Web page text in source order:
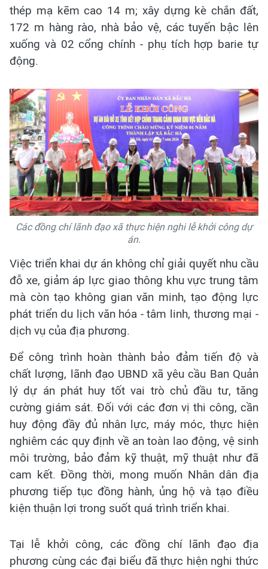
thép mạ kẽm cao 14 m; xây dựng kè chắn đất,
172 m hàng rào, nhà bảo vệ, các tuyến bậc lên
xuống và 02 cổng chính - phụ tích hợp barie tự
động.
Các đồng chí lãnh đạo xã thực hiện nghi lễ khởi công dự
án.
Việc triển khai dự án không chỉ giải quyết nhu cầu
đỗ xe, giảm áp lực giao thông khu vực trung tâm
mà còn tạo không gian văn minh, tạo động lực
phát triển du lịch văn hóa - tâm linh, thương mại -
dịch vụ của địa phương.
Để công trình hoàn thành bảo đảm tiến độ và
chất lượng, lãnh đạo UBND xã yêu cầu Ban Quản
lý dự án phát huy tốt vai trò chủ đầu tư, tăng
cường giám sát. Đối với các đơn vị thi công, cần
huy động đầy đủ nhân lực, máy móc, thực hiện
nghiêm các quy định về an toàn lao động, vệ sinh
môi trường, bảo đảm kỹ thuật, mỹ thuật như đã
cam kết. Đồng thời, mong muốn Nhân dân địa
phương tiếp tục đồng hành, ủng hộ và tạo điều
kiện thuận lợi trong suốt quá trình triển khai.
Tại lễ khởi công, các đồng chí lãnh đạo địa
phương cùng các đại biểu đã thực hiện nghi thức